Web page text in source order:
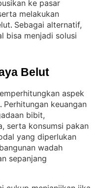
ke pasar
melakukan
. Sebagai alternatif,
bisa menjadi solusi
Belut
aspek
. Perhitungan keuangan
bibit,
serta konsumsi pakan
yang diperlukan
wadah
sepanjang